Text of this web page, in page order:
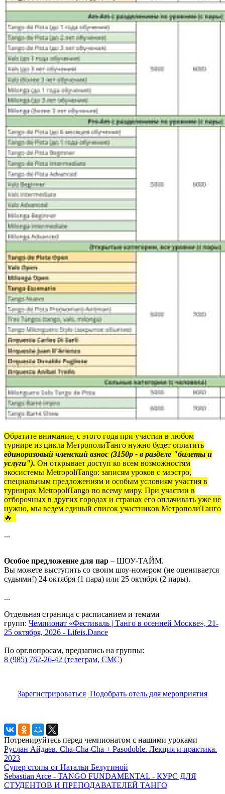
Обратите внимание, с этого года при участии в любом
турнире из цикла МетрополиТанго нужно будет оплатить
единоразовый членский взнос (3150р - в разделе "билеты и
услуги"). Он открывает доступ ко всем возможностям
экосистемы MetropoliTango: записям уроков с маэстро,
специальным предложениям и особым условиям участия в
турнирах MetropoliTango по всему миру. При участии в
отборочных в других городах и странах его оплачивать уже не
нужно, мы ведем единый список участников МетрополиТанго
🔥
...
Особое предложение для пар – ШОУ-ТАЙМ.
Вы можете выступить со своим шоу-номером (не оценивается
судьями!) 24 октября (1 пара) или 25 октября (2 пары).
...
Отдельная страница с расписанием и темами
групп: Чемпионат «Фестиваль | Танго в осенней Москве», 21-
25 октября, 2026 - Lifeis.Dance
По орг.вопросам, предзапись на группы:
8 (985) 762-26-42 (телеграм, СМС)
Зарегистрироваться Подобрать отель для мероприятия
Потренируйтесь перед чемпионатом с нашими уроками
Руслан Айдаев. Cha-Cha-Cha + Pasodoble. Лекция и практика.
2023
Супер стопы от Натальи Белугиной
Sebastian Arce - TANGO FUNDAMENTAL - КУРС ДЛЯ
СТУДЕНТОВ И ПРЕПОДАВАТЕЛЕЙ ТАНГО